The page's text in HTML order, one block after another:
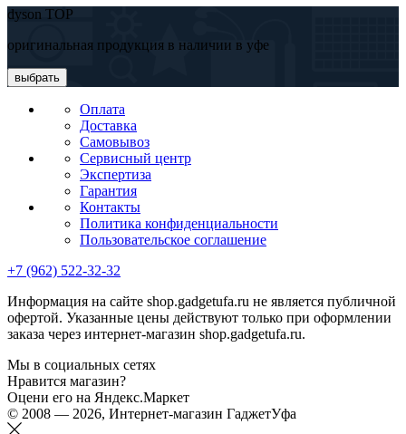
dyson TOP
оригинальная продукция в наличии в уфе
выбрать
Оплата
Доставка
Самовывоз
Сервисный центр
Экспертиза
Гарантия
Контакты
Политика конфиденциальности
Пользовательское соглашение
+7 (962) 522-32-32
Информация на сайте shop.gadgetufa.ru не является публичной
офертой. Указанные цены действуют только при оформлении
заказа через интернет-магазин shop.gadgetufa.ru.
Мы в социальных сетях
Нравится магазин?
Оцени его на Яндекс.Маркет
© 2008 — 2026, Интернет-магазин ГаджетУфа